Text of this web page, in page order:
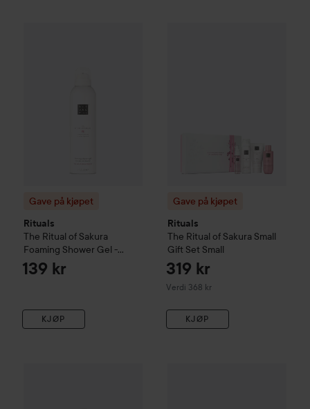
Gave på kjøpet
Rituals
The Ritual of Sakura
Foaming Shower Gel -
Floral - Kirsebærblomst &
Rismelk 200 ml
139 kr
KJØP
Gave på kjøpet
Rituals
The Ritual of Sakura Small
Gift Set Small
319 kr
Verdi 368 kr
KJØP